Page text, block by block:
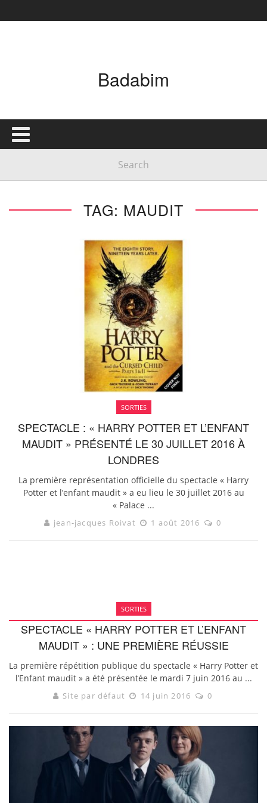
Badabim
TAG: MAUDIT
SORTIES
SPECTACLE : « HARRY POTTER ET L’ENFANT
MAUDIT » PRÉSENTÉ LE 30 JUILLET 2016 À
LONDRES
La première représentation officielle du spectacle « Harry
Potter et l’enfant maudit » a eu lieu le 30 juillet 2016 au
« Palace ...
jean-jacques Roivat 1 août 2016 0
SORTIES
SPECTACLE « HARRY POTTER ET L’ENFANT
MAUDIT » : UNE PREMIÈRE RÉUSSIE
La première répétition publique du spectacle « Harry Potter et
l’Enfant maudit » a été présentée le mardi 7 juin 2016 au ...
Site par défaut 14 juin 2016 0